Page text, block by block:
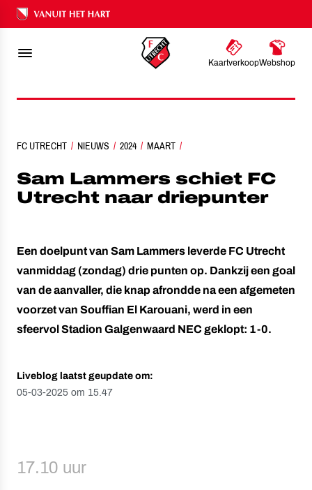
Ons nalatenschap
KaartverkoopWebshop
1 - 0
FC UTRECHT NIEUWS 2024 MAART
SAM LAMMERS SCHIET FC UTRECHT NAAR DRIEPUNTER
Sam Lammers schiet FC
Utrecht naar driepunter
Een doelpunt van Sam Lammers leverde FC Utrecht
vanmiddag (zondag) drie punten op. Dankzij een goal
van de aanvaller, die knap afrondde na een afgemeten
voorzet van Souffian El Karouani, werd in een
sfeervol Stadion Galgenwaard NEC geklopt: 1-0.
Liveblog laatst geupdate om:
05-03-2025 om 15.47
17.10 uur